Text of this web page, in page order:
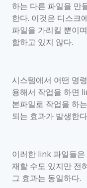
하는 다른 파일을 만
한다. 이것은 디스크
파일을 가리킬 뿐이며
함하고 있지 않다.
시스템에서 어떤 명
용해서 작업을 하면
본파일로 작업을 하
되는 효과가 발생한다
이러한 link 파일들
재할 수도 있지만 전
그 효과는 동일하다.